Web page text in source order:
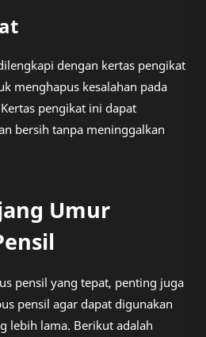
dengan kertas pengikat
menghapus kesalahan pada
pengikat ini dapat
bersih tanpa meninggalkan
Umur
pensil yang tepat, penting juga
pensil agar dapat digunakan
lebih lama. Berikut adalah